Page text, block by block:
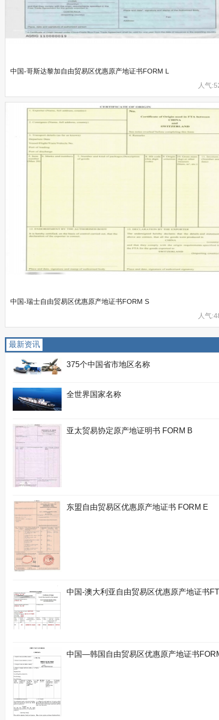
中国-哥斯达黎加自由贸易区优惠原产地证书FORM L
人气
中国-瑞士自由贸易区优惠原产地证书FORM S
人气
最新资讯
375个中国省市地区名称
全世界国家名称
亚太贸易协定原产地证明书 FORM B
东盟自由贸易区优惠原产地证书 FORM E
中国-澳大利亚自由贸易区优惠原产地证书
中国—韩国自由贸易区优惠原产地证书